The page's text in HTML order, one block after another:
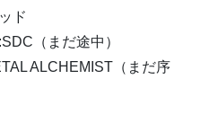
ド
（まだ途中）
ALCHEMIST（まだ序